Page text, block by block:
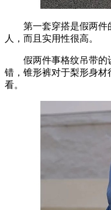
第一套穿搭是假两件
人，而且实用性很高。
假两件事格纹吊带的
错，锥形裤对于梨形身
看。